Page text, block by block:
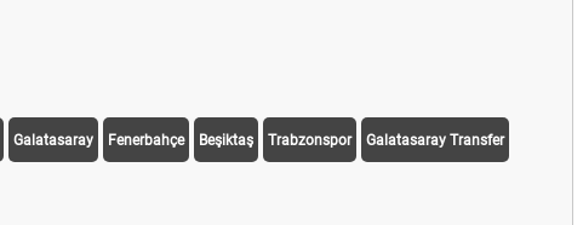
Galatasaray Fenerbahçe Beşiktaş Trabzonspor Galatasaray Transfer